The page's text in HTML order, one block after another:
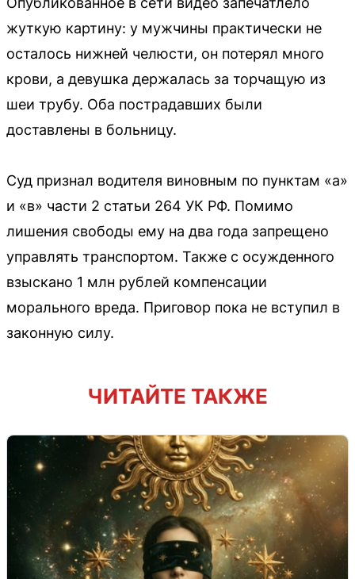
жуткую картину: у мужчины практически не
осталось нижней челюсти, он потерял много
крови, а девушка держалась за торчащую из
шеи трубу. Оба пострадавших были
доставлены в больницу.
Суд признал водителя виновным по пунктам «а»
и «в» части 2 статьи 264 УК РФ. Помимо
лишения свободы ему на два года запрещено
управлять транспортом. Также с осужденного
взыскано 1 млн рублей компенсации
морального вреда. Приговор пока не вступил в
законную силу.
ЧИТАЙТЕ ТАКЖЕ